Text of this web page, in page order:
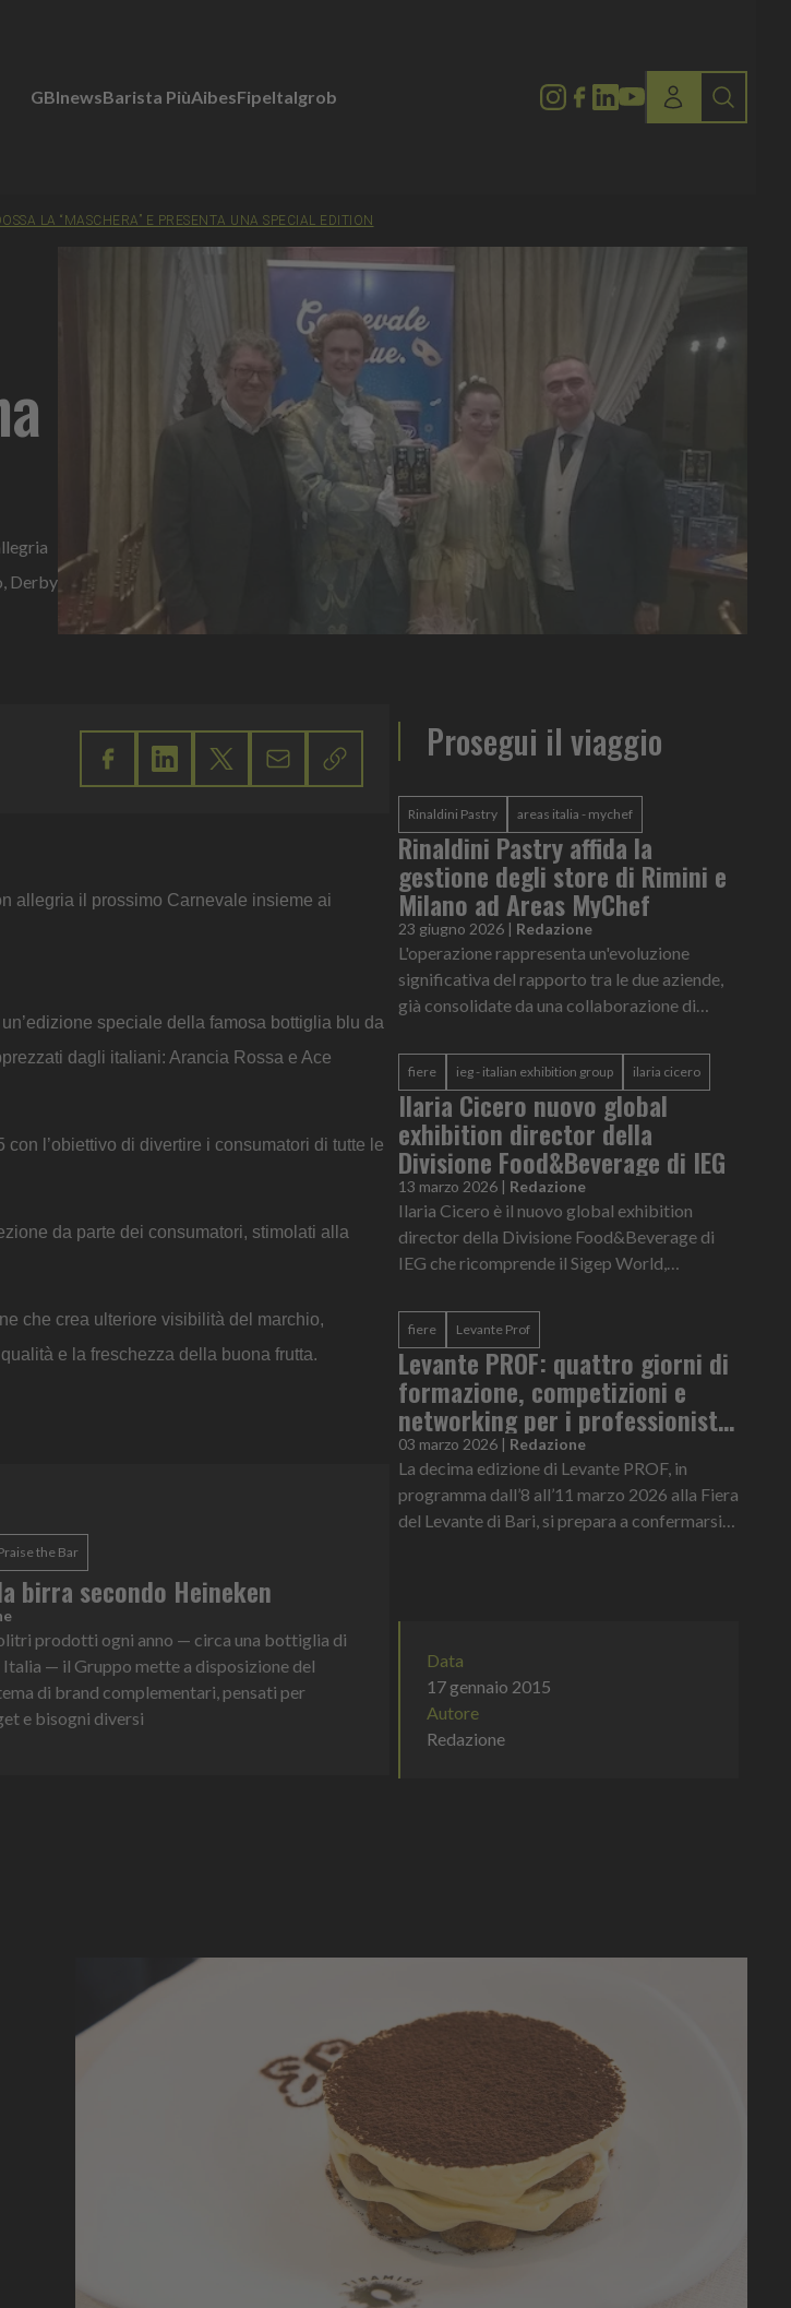
GBInewsBarista PiùAibesFipeItalgrob
LA “MASCHERA” E PRESENTA UNA SPECIAL EDITION
Derby
allegria il prossimo Carnevale insieme ai
speciale della famosa bottiglia blu da
dagli italiani: Arancia Rossa e Ace
con l’obiettivo di divertire i consumatori di tutte le
da parte dei consumatori, stimolati alla
che crea ulteriore visibilità del marchio,
e la freschezza della buona frutta.
the Bar
birra secondo Heineken
prodotti ogni anno — circa una bottiglia di
Italia — il Gruppo mette a disposizione del
di brand complementari, pensati per
e bisogni diversi
Prosegui il viaggio
Rinaldini Pastry areas italia - mychef
Rinaldini Pastry affida la
gestione degli store di Rimini e
Milano ad Areas MyChef
23 giugno 2026 | Redazione
L'operazione rappresenta un'evoluzione
significativa del rapporto tra le due aziende,
già consolidate da una collaborazione di
fiere ieg - italian exhibition group ilaria cicero
Ilaria Cicero nuovo global
exhibition director della
Divisione Food&Beverage di IEG
13 marzo 2026 | Redazione
Ilaria Cicero è il nuovo global exhibition
director della Divisione Food&Beverage di
IEG che ricomprende il Sigep World,
Mixology Attraction e le manifestazioni
este...
fiere Levante Prof
Levante PROF: quattro giorni di
formazione, competizioni e
networking per i professionisti
del food & beverage
03 marzo 2026 | Redazione
La decima edizione di Levante PROF, in
programma dall’8 all’11 marzo 2026 alla Fiera
del Levante di Bari, si prepara a confermarsi
Data
17 gennaio 2015
Autore
Redazione